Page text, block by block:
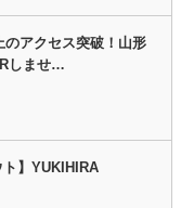
のアクセス突破！山形
しませ…
ト】YUKIHIRA